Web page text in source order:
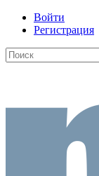
Войти
Регистрация